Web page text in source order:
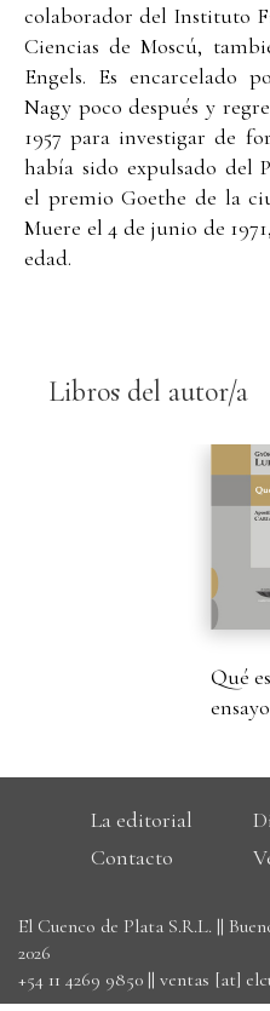
colaborador del Instituto
Ciencias de Moscú,
Engels. Es encarcelado
Nagy poco después y
1957 para investigar de
había sido expulsado del
el premio Goethe de la
Muere el 4 de junio de
edad.
Libros del autor/a
Qué
ensayo
La editorial
Contacto
El Cuenco de Plata S.R.L. ||
2026
+54 11 4269 9850 || ventas [at]